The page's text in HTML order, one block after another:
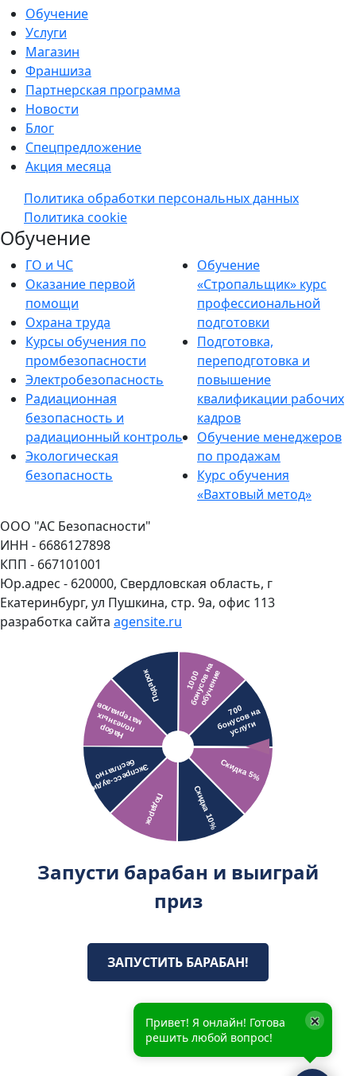
Обучение
Услуги
Магазин
Франшиза
Партнерская программа
Новости
Блог
Спецпредложение
Акция месяца
Политика обработки персональных данных
Политика cookie
Обучение
ГО и ЧС
Оказание первой
помощи
Охрана труда
Курсы обучения по
промбезопасности
Электробезопасность
Радиационная
безопасность и
радиационный контроль
Экологическая
безопасность
Обучение
«Стропальщик» курс
профессиональной
подготовки
Подготовка,
переподготовка и
повышение
квалификации рабочих
кадров
Обучение менеджеров
по продажам
Курс обучения
«Вахтовый метод»
ООО "АС Безопасности"
ИНН - 6686127898
КПП - 667101001
Юр.адрес - 620000, Свердловская область, г
Екатеринбург, ул Пушкина, стр. 9а, офис 113
разработка сайта agensite.ru
Запусти барабан и выиграй
приз
ЗАПУСТИТЬ БАРАБАН!
Привет! Я онлайн! Готова
решить любой вопрос!
×